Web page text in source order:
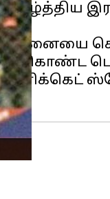
வீழ்த்திய
கொண்ட